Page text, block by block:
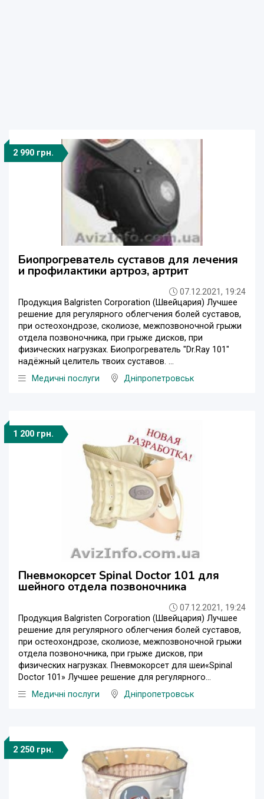
2 990 грн.
Биопрогреватель суставов для лечения
и профилактики артроз, артрит
07.12.2021, 19:24
Продукция Balgristen Corporation (Швейцария) Лучшее
решение для регулярного облегчения болей суставов,
при остеохондрозе, сколиозе, межпозвоночной грыжи
отдела позвоночника, при грыже дисков, при
физических нагрузках. Биопрогреватель "Dr.Ray 101"
надёжный целитель твоих суставов. ...
Медичні послуги
Дніпропетровськ
1 200 грн.
Пневмокорсет Spinal Doctor 101 для
шейного отдела позвоночника
07.12.2021, 19:24
Продукция Balgristen Corporation (Швейцария) Лучшее
решение для регулярного облегчения болей суставов,
при остеохондрозе, сколиозе, межпозвоночной грыжи
отдела позвоночника, при грыже дисков, при
физических нагрузках. Пневмокорсет для шеи«Spinal
Doctor 101» Лучшее решение для регулярного...
Медичні послуги
Дніпропетровськ
2 250 грн.